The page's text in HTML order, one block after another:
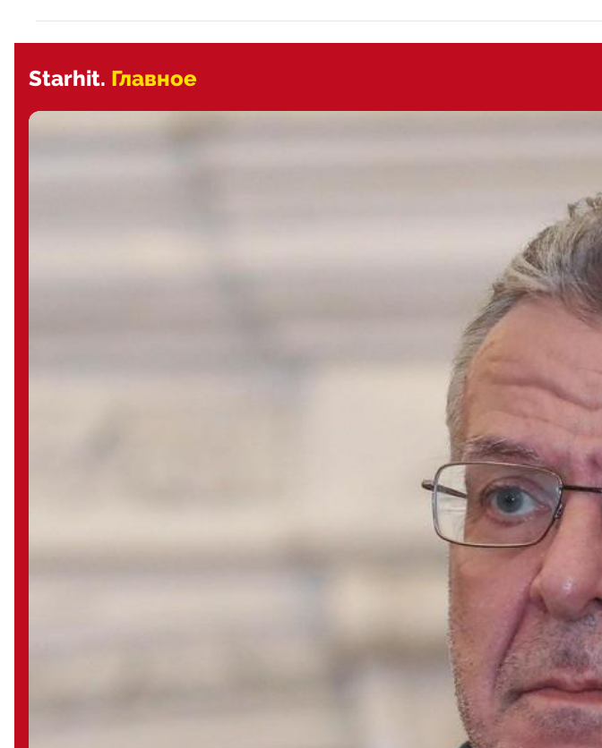
Starhit. Главное